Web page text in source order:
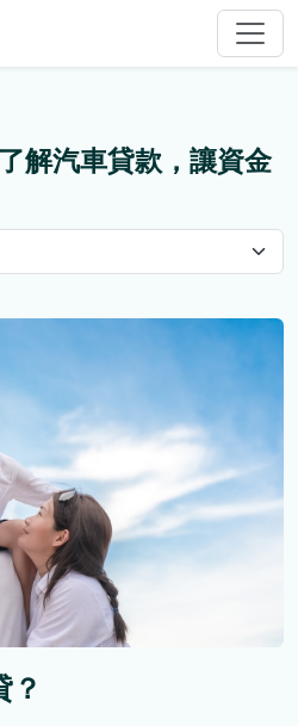
解汽車貸款，讓資金
？